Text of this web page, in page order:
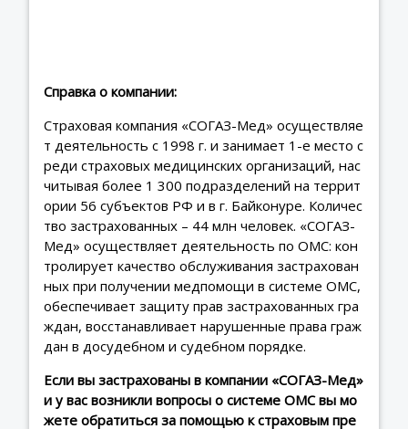
Справка о компании:
Страховая компания «СОГАЗ-Мед» осуществляе
т деятельность с 1998 г. и занимает 1-е место с
реди страховых медицинских организаций, нас
читывая более 1 300 подразделений на террит
ории 56 субъектов РФ и в г. Байконуре. Количес
тво застрахованных – 44 млн человек. «СОГАЗ-
Мед» осуществляет деятельность по ОМС: кон
тролирует качество обслуживания застрахован
ных при получении медпомощи в системе ОМС,
обеспечивает защиту прав застрахованных гра
ждан, восстанавливает нарушенные права граж
дан в досудебном и судебном порядке.
Если вы застрахованы в компании «СОГАЗ-Мед»
и у вас возникли вопросы о системе ОМС вы мо
жете обратиться за помощью к страховым пре